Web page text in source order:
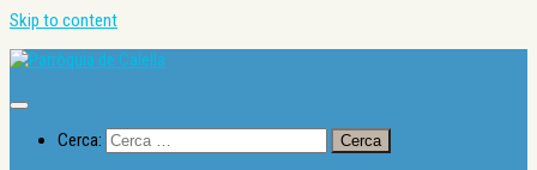
Skip to content
Cerca: